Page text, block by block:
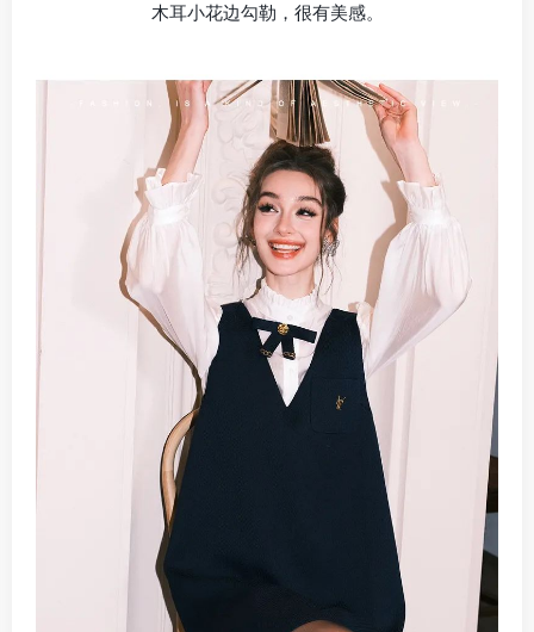
木耳小花边勾勒，很有美感。